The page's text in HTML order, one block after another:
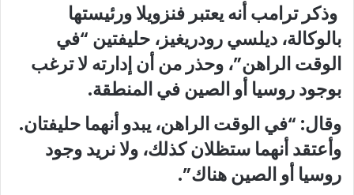
وذكر ترامب أنه يعتبر فنزويلا ورئيستها
بالوكالة، ديلسي رودريغيز، حليفتين “في
الوقت الراهن”، وحذر من أن إدارته لا ترغب
بوجود روسيا أو الصين في المنطقة.
وقال: “في الوقت الراهن، يبدو أنهما حليفتان.
وأعتقد أنهما ستظلان كذلك، ولا نريد وجود
روسيا أو الصين هناك”.